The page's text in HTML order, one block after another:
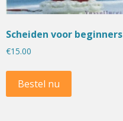
Scheiden voor beginners
€15.00
Bestel nu